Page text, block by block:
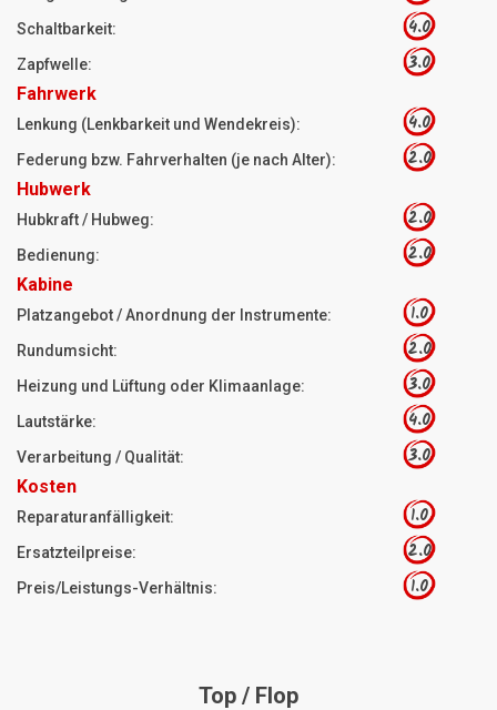
Schaltbarkeit: 4.0
Zapfwelle: 3.0
Fahrwerk
Lenkung (Lenkbarkeit und Wendekreis): 4.0
Federung bzw. Fahrverhalten (je nach Alter): 2.0
Hubwerk
Hubkraft / Hubweg: 2.0
Bedienung: 2.0
Kabine
Platzangebot / Anordnung der Instrumente: 1.0
Rundumsicht: 2.0
Heizung und Lüftung oder Klimaanlage: 3.0
Lautstärke: 4.0
Verarbeitung / Qualität: 3.0
Kosten
Reparaturanfälligkeit: 1.0
Ersatzteilpreise: 2.0
Preis/Leistungs-Verhältnis: 1.0
Top / Flop